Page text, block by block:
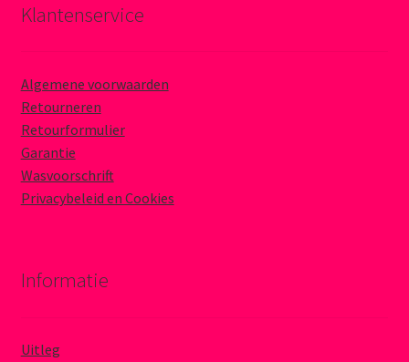
Klantenservice
Algemene voorwaarden
Retourneren
Retourformulier
Garantie
Wasvoorschrift
Privacybeleid en Cookies
Informatie
Uitleg